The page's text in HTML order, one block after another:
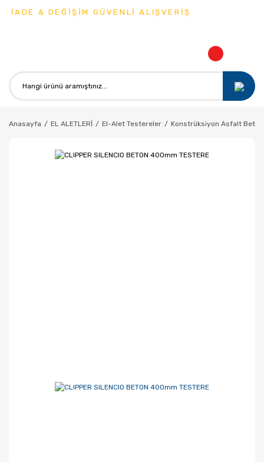
İADE & DEĞİŞİM GÜVENLİ ALIŞVERİŞ
Anasayfa EL ALETLERİ El-Alet Testereler Konstrüksiyon Asfalt Beton